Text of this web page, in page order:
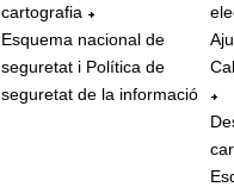
cartografia
Esquema nacional de
seguretat i Política de
seguretat de la informació